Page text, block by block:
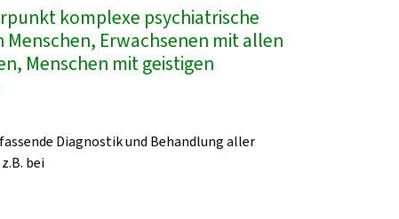
komplexe psychiatrische
Erwachsenen mit allen
Menschen mit geistigen
Diagnostik und Behandlung aller
bei